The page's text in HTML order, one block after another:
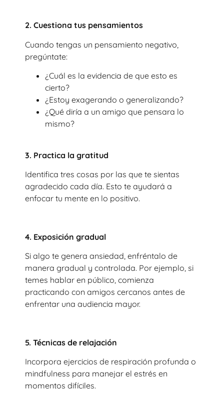
2. Cuestiona tus pensamientos
Cuando tengas un pensamiento negativo,
pregúntate:
¿Cuál es la evidencia de que esto es
cierto?
¿Estoy exagerando o generalizando?
¿Qué diría a un amigo que pensara lo
mismo?
3. Practica la gratitud
Identifica tres cosas por las que te sientas
agradecido cada día. Esto te ayudará a
enfocar tu mente en lo positivo.
4. Exposición gradual
Si algo te genera ansiedad, enfréntalo de
manera gradual y controlada. Por ejemplo, si
temes hablar en público, comienza
practicando con amigos cercanos antes de
enfrentar una audiencia mayor.
5. Técnicas de relajación
Incorpora ejercicios de respiración profunda o
mindfulness para manejar el estrés en
momentos difíciles.